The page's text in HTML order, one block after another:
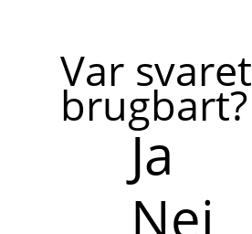
Var svaret
brugbart?
Ja
Nej